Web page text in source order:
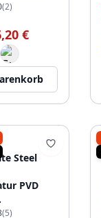
(2)
€
Steel
PVD
Auslauf
(5)